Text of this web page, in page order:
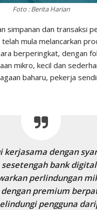
Foto : Berita Harian
simpanan dan transaksi
mula melancarkan
berperingkat, dengan
mikro, kecil dan
baharu, pekerja
kerjasama dengan
sesetengah bank
perlindungan
premium
pengguna